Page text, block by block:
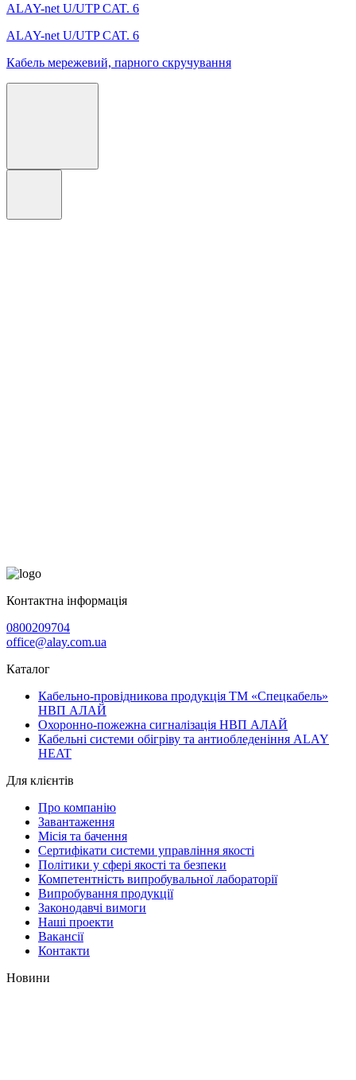
ALAY-net U/UTP CAT. 6
ALAY-net U/UTP CAT. 6
Кабель мережевий, парного скручування
Контактна інформація
0800209704
office@alay.com.ua
Каталог
Кабельно-провідникова продукція ТМ «Спецкабель»
НВП АЛАЙ
Охоронно-пожежна сигналізація НВП АЛАЙ
Кабельні системи обігріву та антиобледеніння ALAY
HEAT
Для клієнтів
Про компанію
Завантаження
Місія та бачення
Сертифікати системи управління якості
Політики у сфері якості та безпеки
Компетентність випробувальної лабораторії
Випробування продукції
Законодавчі вимоги
Наші проекти
Вакансії
Контакти
Новини